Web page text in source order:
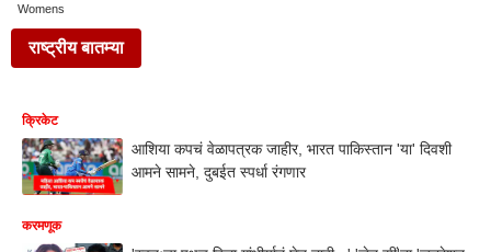
Womens
राष्ट्रीय बातम्या
क्रिकेट
आशिया कपचं वेळापत्रक जाहीर, भारत पाकिस्तान 'या' दिवशी
आमने सामने, दुबईत स्पर्धा रंगणार
करमणूक